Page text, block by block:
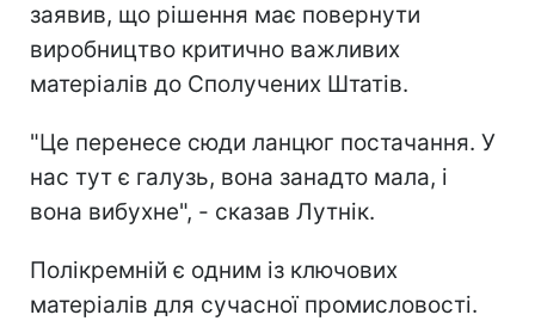
заявив, що рішення має повернути
виробництво критично важливих
матеріалів до Сполучених Штатів.
"Це перенесе сюди ланцюг постачання. У
нас тут є галузь, вона занадто мала, і
вона вибухне", - сказав Лутнік.
Полікремній є одним із ключових
матеріалів для сучасної промисловості.